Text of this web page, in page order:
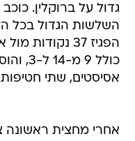
גדול על ברוקלין.
השלשות הגדול בכל
הפגיז 37
אסיסטים, שתי חטיפות
אחרי מחצית ראשונה